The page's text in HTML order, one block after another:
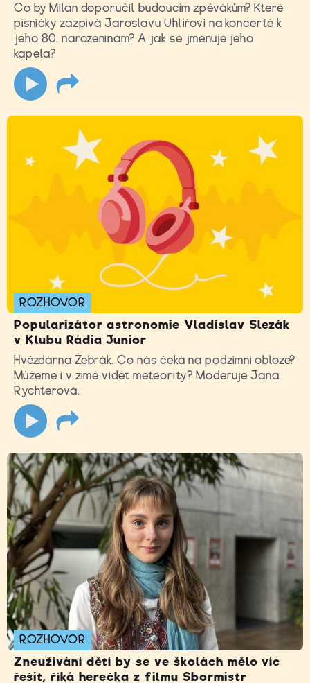
Co by Milan doporučil budoucím zpěvákům? Které
písničky zazpívá Jaroslavu Uhlířovi na koncertě k
jeho 80. narozeninám? A jak se jmenuje jeho
kapela?
ROZHOVOR
Popularizátor astronomie Vladislav Slezák
v Klubu Rádia Junior
Hvězdárna Žebrák. Co nás čeká na podzimní obloze?
Můžeme i v zimě vidět meteority? Moderuje Jana
Rychterová.
ROZHOVOR
Zneužívání dětí by se ve školách mělo víc
řešit, říká herečka z filmu Sbormistr